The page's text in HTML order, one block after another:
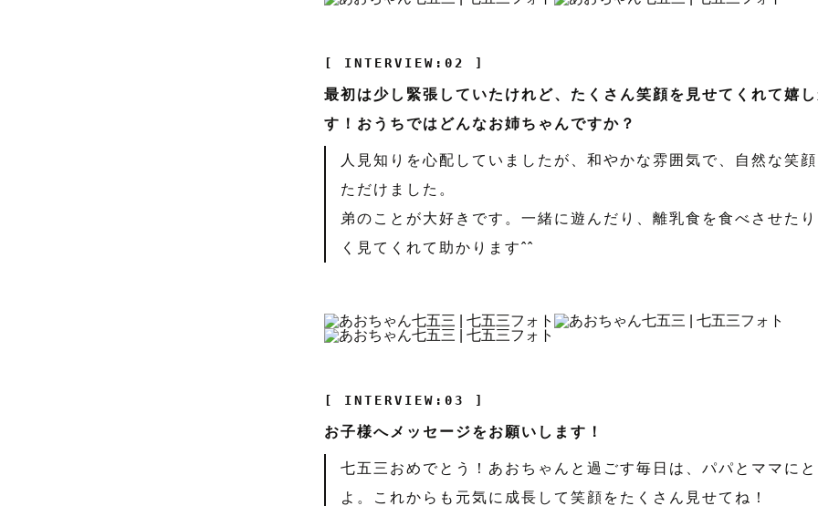
[ INTERVIEW:02 ]
最初は少し緊張していたけれど、たくさん笑顔を見せてくれて嬉
す！おうちではどんなお姉ちゃんですか？
人見知りを心配していましたが、和やかな雰囲気で、自然な笑
ただけました。
弟のことが大好きです。一緒に遊んだり、離乳食を食べさせた
く見てくれて助かりますˆˆ
[ INTERVIEW:03 ]
お子様へメッセージをお願いします！
七五三おめでとう！あおちゃんと過ごす毎日は、パパとママに
よ。これからも元気に成長して笑顔をたくさん見せてね！